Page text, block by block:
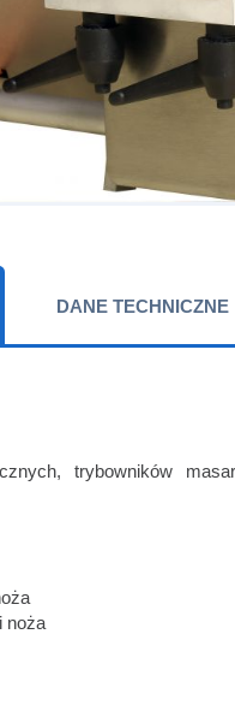
DANE TECHNICZNE
trybowników
noża